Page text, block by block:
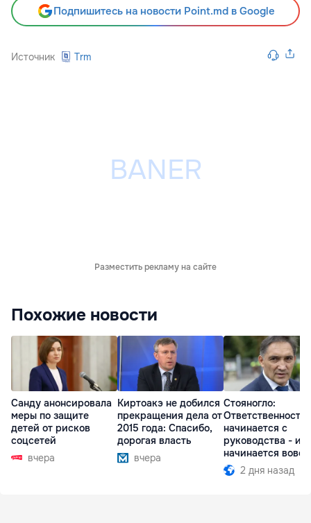
Подпишитесь на новости Point.md в Google
Источник Trm
Разместить рекламу на сайте
Похожие новости
Санду анонсировала
меры по защите
детей от рисков
соцсетей
вчера
Киртоакэ не добился
прекращения дела от
2015 года: Спасибо,
дорогая власть
вчера
Стояногло:
Ответственность
начинается с
руководства -
начинается вовсе
2 дня назад